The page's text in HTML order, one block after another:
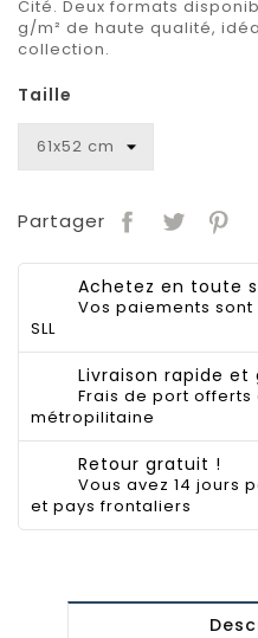
Cité. Deux formats
g/m² de haute qualité,
collection.
Taille
Partager
Achetez en toute
Vos paiements sont
SLL
Livraison rapide et
Frais de port offerts
métropilitaine
Retour gratuit !
Vous avez 14 jours
et pays frontaliers